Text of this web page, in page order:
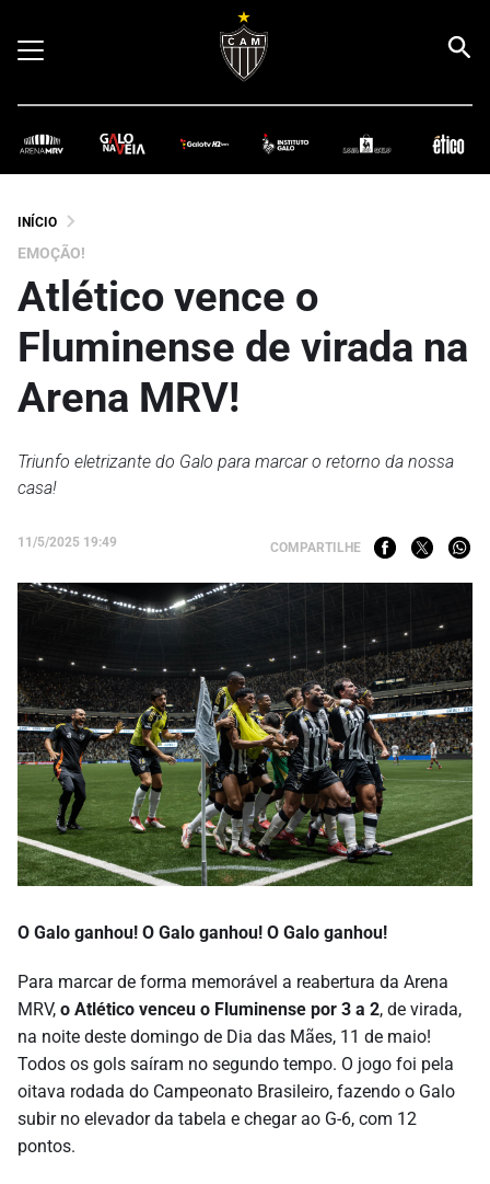
INÍCIO
EMOÇÃO!
Atlético vence o
Fluminense de virada na
Arena MRV!
Triunfo eletrizante do Galo para marcar o retorno da nossa
casa!
11/5/2025 19:49 COMPARTILHE
O Galo ganhou! O Galo ganhou! O Galo ganhou!
Para marcar de forma memorável a reabertura da Arena
MRV, o Atlético venceu o Fluminense por 3 a 2, de virada,
na noite deste domingo de Dia das Mães, 11 de maio!
Todos os gols saíram no segundo tempo. O jogo foi pela
oitava rodada do Campeonato Brasileiro, fazendo o Galo
subir no elevador da tabela e chegar ao G-6, com 12
pontos.